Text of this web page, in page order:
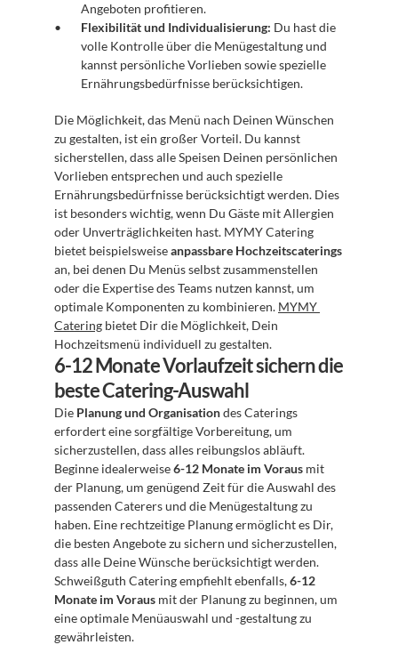
Angeboten profitieren.
Flexibilität und Individualisierung: Du hast die
volle Kontrolle über die Menügestaltung und
kannst persönliche Vorlieben sowie spezielle
Ernährungsbedürfnisse berücksichtigen.
Die Möglichkeit, das Menü nach Deinen Wünschen
zu gestalten, ist ein großer Vorteil. Du kannst
sicherstellen, dass alle Speisen Deinen persönlichen
Vorlieben entsprechen und auch spezielle
Ernährungsbedürfnisse berücksichtigt werden. Dies
ist besonders wichtig, wenn Du Gäste mit Allergien
oder Unverträglichkeiten hast. MYMY Catering
bietet beispielsweise anpassbare Hochzeitscaterings
an, bei denen Du Menüs selbst zusammenstellen
oder die Expertise des Teams nutzen kannst, um
optimale Komponenten zu kombinieren. MYMY
Catering bietet Dir die Möglichkeit, Dein
Hochzeitsmenü individuell zu gestalten.
6-12 Monate Vorlaufzeit sichern die
beste Catering-Auswahl
Die Planung und Organisation des Caterings
erfordert eine sorgfältige Vorbereitung, um
sicherzustellen, dass alles reibungslos abläuft.
Beginne idealerweise 6-12 Monate im Voraus mit
der Planung, um genügend Zeit für die Auswahl des
passenden Caterers und die Menügestaltung zu
haben. Eine rechtzeitige Planung ermöglicht es Dir,
die besten Angebote zu sichern und sicherzustellen,
dass alle Deine Wünsche berücksichtigt werden.
Schweißguth Catering empfiehlt ebenfalls, 6-12
Monate im Voraus mit der Planung zu beginnen, um
eine optimale Menüauswahl und -gestaltung zu
gewährleisten.